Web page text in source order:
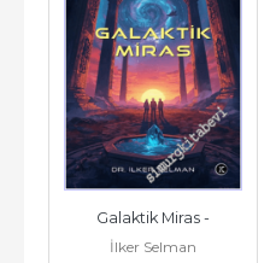
Galaktik Miras -
İlker Selman